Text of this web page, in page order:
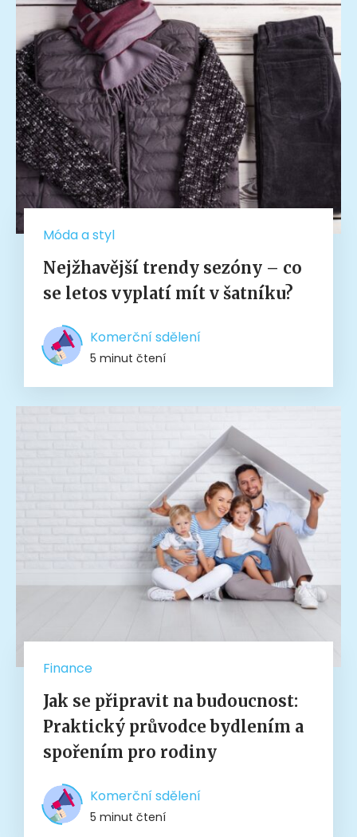
Móda a styl
Nejžhavější trendy sezóny – co
se letos vyplatí mít v šatníku?
Komerční sdělení
5 minut čtení
Finance
Jak se připravit na budoucnost:
Praktický průvodce bydlením a
spořením pro rodiny
Komerční sdělení
5 minut čtení